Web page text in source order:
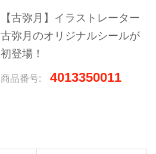
【古弥月】イラストレーター
古弥月のオリジナルシールが
初登場！
商品番号: 4013350011